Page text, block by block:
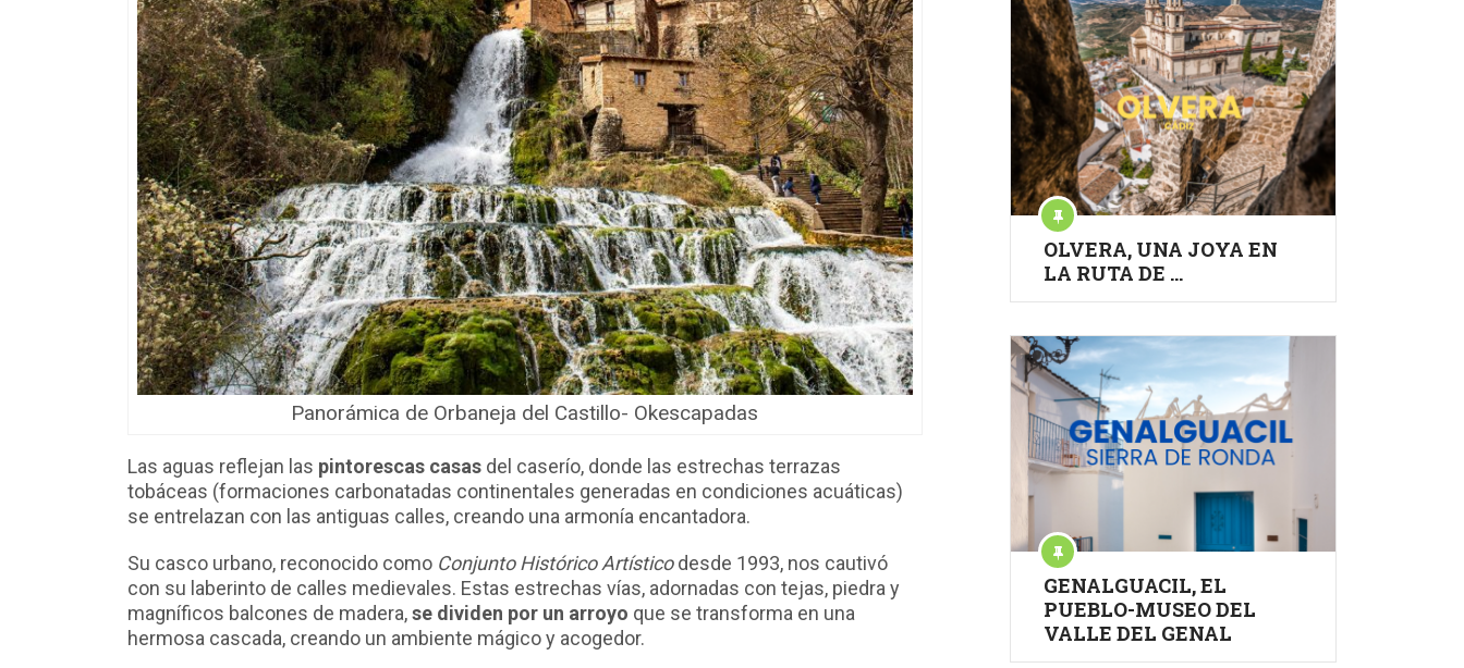
Panorámica de Orbaneja del Castillo- Okescapadas
Las aguas reflejan las pintorescas casas del caserío, donde las estrechas terrazas
tobáceas (formaciones carbonatadas continentales generadas en condiciones acuáticas)
se entrelazan con las antiguas calles, creando una armonía encantadora.
Su casco urbano, reconocido como Conjunto Histórico Artísticodesde 1993, nos cautivó
con su laberinto de calles medievales. Estas estrechas vías, adornadas con tejas, piedra y
magníficos balcones de madera,se dividen por un arroyo que se transforma en una
hermosa cascada, creando un ambiente mágico y acogedor.
OLVERA, UNA JOYA EN
LA RUTA DE …
GENALGUACIL, EL
PUEBLO-MUSEO DEL
VALLE DEL GENAL